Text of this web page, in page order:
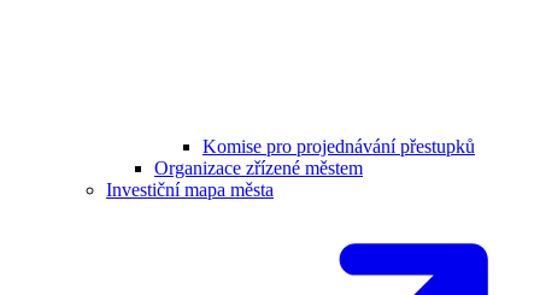
Komise pro projednávání přestupků
Organizace zřízené městem
Investiční mapa města